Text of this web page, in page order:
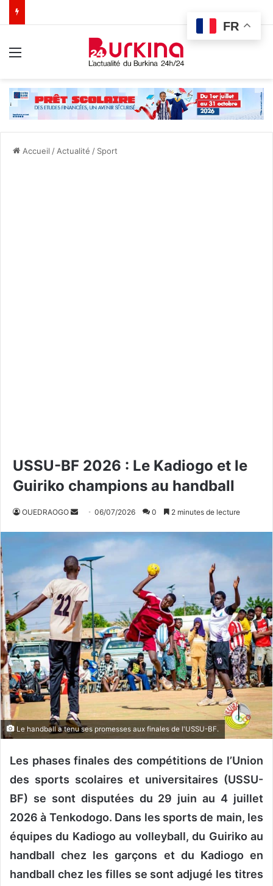
Accueil / Actualité / Sport
USSU-BF 2026 : Le Kadiogo et le
Guiriko champions au handball
OUEDRAOGO
y
e
r
u
n
c
o
u
r
r
i
e
06/07/2026 0 2 minutes de lecture
Le handball a tenu ses promesses aux finales de l'USSU-BF.
Les phases finales des compétitions de l’Union
des sports scolaires et universitaires (USSU-
BF) se sont disputées du 29 juin au 4 juillet
2026 à Tenkodogo. Dans les sports de main, les
équipes du Kadiogo au volleyball, du Guiriko au
handball chez les garçons et du Kadiogo en
handball chez les filles se sont adjugé les titres
FR